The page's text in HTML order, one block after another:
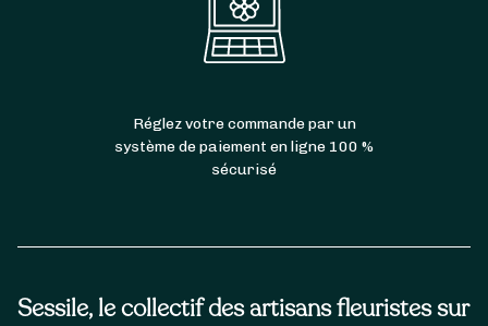
Sessile, le collectif des artisans fleuristes sur
Réglez votre commande par un
système de paiement en ligne 100 %
sécurisé